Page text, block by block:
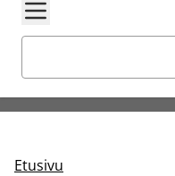
Etusivu